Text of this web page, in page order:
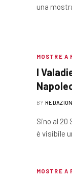
una
MOSTRE A
I
BY
Sino al 20
è visibile
MOSTRE A